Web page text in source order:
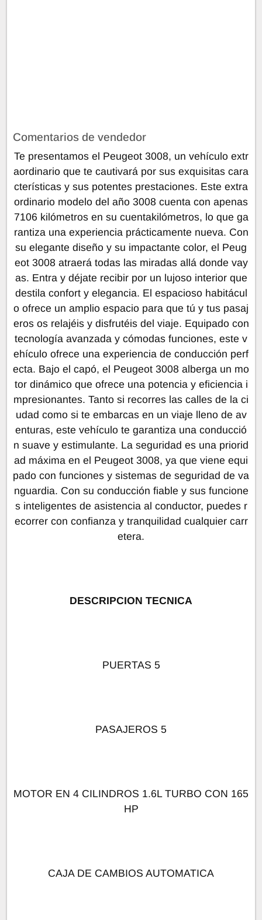
Comentarios de vendedor
Te presentamos el Peugeot 3008, un vehículo extr
aordinario que te cautivará por sus exquisitas cara
cterísticas y sus potentes prestaciones. Este extra
ordinario modelo del año 3008 cuenta con apenas
7106 kilómetros en su cuentakilómetros, lo que ga
rantiza una experiencia prácticamente nueva. Con
su elegante diseño y su impactante color, el Peug
eot 3008 atraerá todas las miradas allá donde vay
as. Entra y déjate recibir por un lujoso interior que
destila confort y elegancia. El espacioso habitácul
o ofrece un amplio espacio para que tú y tus pasaj
eros os relajéis y disfrutéis del viaje. Equipado con
tecnología avanzada y cómodas funciones, este v
ehículo ofrece una experiencia de conducción perf
ecta. Bajo el capó, el Peugeot 3008 alberga un mo
tor dinámico que ofrece una potencia y eficiencia i
mpresionantes. Tanto si recorres las calles de la ci
udad como si te embarcas en un viaje lleno de av
enturas, este vehículo te garantiza una conducció
n suave y estimulante. La seguridad es una priorid
ad máxima en el Peugeot 3008, ya que viene equi
pado con funciones y sistemas de seguridad de va
nguardia. Con su conducción fiable y sus funcione
s inteligentes de asistencia al conductor, puedes r
ecorrer con confianza y tranquilidad cualquier carr
etera.
DESCRIPCION TECNICA
PUERTAS 5
PASAJEROS 5
MOTOR EN 4 CILINDROS 1.6L TURBO CON 165
HP
CAJA DE CAMBIOS AUTOMATICA